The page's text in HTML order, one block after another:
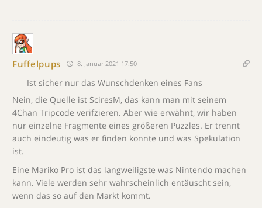
Fuffelpups 8. Januar 2021 17:50
Ist sicher nur das Wunschdenken eines Fans
Nein, die Quelle ist SciresM, das kann man mit seinem
4Chan Tripcode verifzieren. Aber wie erwähnt, wir haben
nur einzelne Fragmente eines größeren Puzzles. Er trennt
auch eindeutig was er finden konnte und was Spekulation
ist.
Eine Mariko Pro ist das langweiligste was Nintendo machen
kann. Viele werden sehr wahrscheinlich entäuscht sein,
wenn das so auf den Markt kommt.